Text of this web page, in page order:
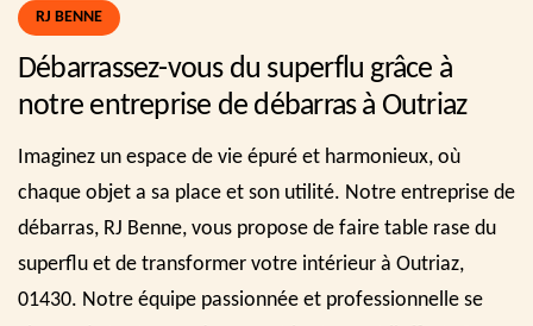
RJ BENNE
Débarrassez-vous du superflu grâce à
notre entreprise de débarras à Outriaz
Imaginez un espace de vie épuré et harmonieux, où
chaque objet a sa place et son utilité. Notre entreprise de
débarras, RJ Benne, vous propose de faire table rase du
superflu et de transformer votre intérieur à Outriaz,
01430. Notre équipe passionnée et professionnelle se